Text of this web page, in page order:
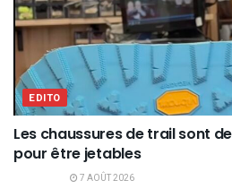
EDITO
Les chaussures de trail sont
pour être jetables
7 AOÛT 2026